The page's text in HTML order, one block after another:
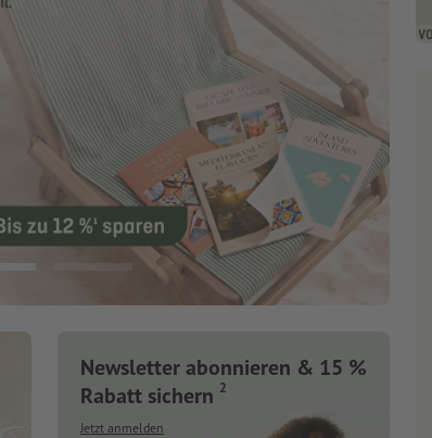
Newsletter abonnieren & 15 %
Rabatt sichern 2
Jetzt anmelden